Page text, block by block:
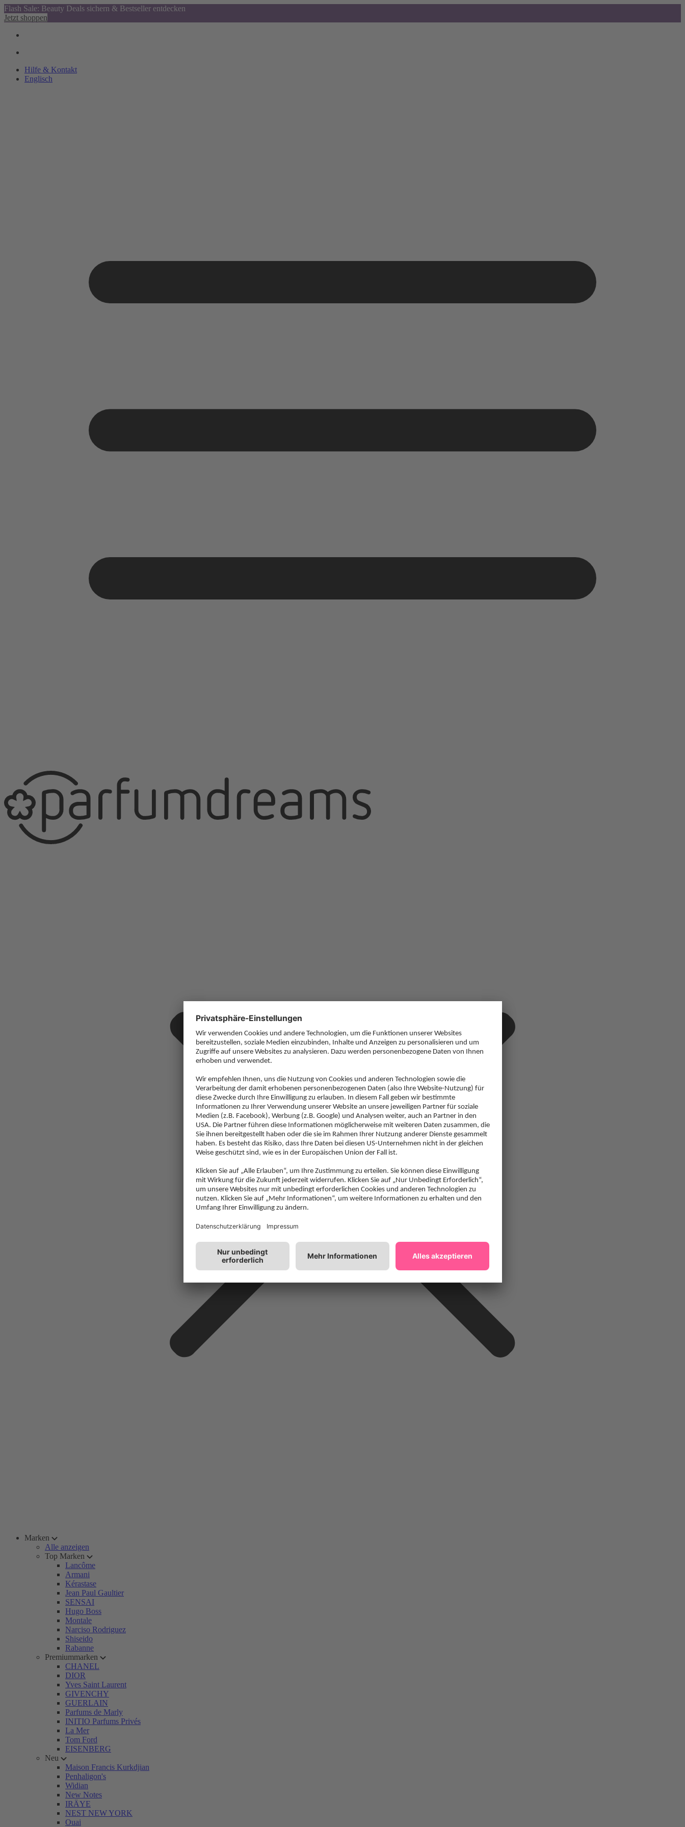
Flash Sale: Beauty Deals sichern & Bestseller entdecken
Jetzt shoppen
Hilfe & Kontakt
Englisch
Marken
Alle anzeigen
Top Marken
Lancôme
Armani
Kérastase
Jean Paul Gaultier
SENSAI
Hugo Boss
Montale
Narciso Rodriguez
Shiseido
Rabanne
Premiummarken
CHANEL
DIOR
Yves Saint Laurent
GIVENCHY
GUERLAIN
Parfums de Marly
INITIO Parfums Privés
La Mer
Tom Ford
EISENBERG
Neu
Maison Francis Kurkdjian
Penhaligon's
Widian
New Notes
IRÄYE
NEST NEW YORK
Ouai